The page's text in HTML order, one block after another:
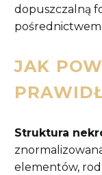
dopuszczalną
pośrednictwem
JAK
Struktura
elementów,